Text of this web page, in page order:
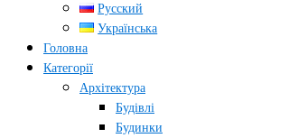
Русский
Українська
Головна
Категорії
Архітектура
Будівлі
Будинки